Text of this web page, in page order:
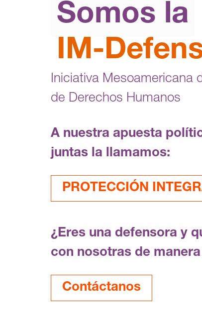
Somos la
IM-
Iniciativa Mesoamericana
de Derechos Humanos
A nuestra apuesta
juntas la llamamos:
PROTECCIÓN
¿Eres una defensora y
con nosotras de
Contáctanos